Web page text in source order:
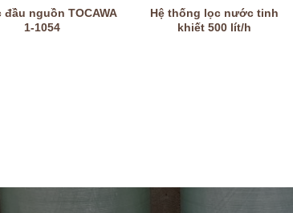
đầu nguồn TOCAWA
1-1054
Hệ thống lọc nước tinh
khiết 500 lít/h